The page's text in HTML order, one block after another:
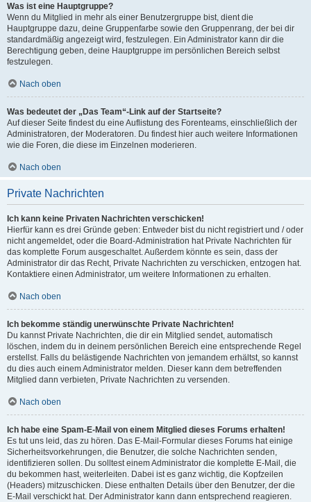
Was ist eine Hauptgruppe?
Wenn du Mitglied in mehr als einer Benutzergruppe bist, dient die
Hauptgruppe dazu, deine Gruppenfarbe sowie den Gruppenrang, der bei dir
standardmäßig angezeigt wird, festzulegen. Ein Administrator kann dir die
Berechtigung geben, deine Hauptgruppe im persönlichen Bereich selbst
festzulegen.
Nach oben
Was bedeutet der „Das Team“-Link auf der Startseite?
Auf dieser Seite findest du eine Auflistung des Forenteams, einschließlich der
Administratoren, der Moderatoren. Du findest hier auch weitere Informationen
wie die Foren, die diese im Einzelnen moderieren.
Nach oben
Private Nachrichten
Ich kann keine Privaten Nachrichten verschicken!
Hierfür kann es drei Gründe geben: Entweder bist du nicht registriert und / oder
nicht angemeldet, oder die Board-Administration hat Private Nachrichten für
das komplette Forum ausgeschaltet. Außerdem könnte es sein, dass der
Administrator dir das Recht, Private Nachrichten zu verschicken, entzogen hat.
Kontaktiere einen Administrator, um weitere Informationen zu erhalten.
Nach oben
Ich bekomme ständig unerwünschte Private Nachrichten!
Du kannst Private Nachrichten, die dir ein Mitglied sendet, automatisch
löschen, indem du in deinem persönlichen Bereich eine entsprechende Regel
erstellst. Falls du belästigende Nachrichten von jemandem erhältst, so kannst
du dies auch einem Administrator melden. Dieser kann dem betreffenden
Mitglied dann verbieten, Private Nachrichten zu versenden.
Nach oben
Ich habe eine Spam-E-Mail von einem Mitglied dieses Forums erhalten!
Es tut uns leid, das zu hören. Das E-Mail-Formular dieses Forums hat einige
Sicherheitsvorkehrungen, die Benutzer, die solche Nachrichten senden,
identifizieren sollen. Du solltest einem Administrator die komplette E-Mail, die
du bekommen hast, weiterleiten. Dabei ist es ganz wichtig, die Kopfzeilen
(Headers) mitzuschicken. Diese enthalten Details über den Benutzer, der die
E-Mail verschickt hat. Der Administrator kann dann entsprechend reagieren.